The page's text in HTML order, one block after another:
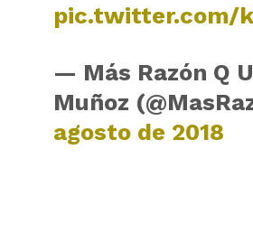
pic.twitter.com/
— Más Razón Q
Muñoz
agosto de 2018